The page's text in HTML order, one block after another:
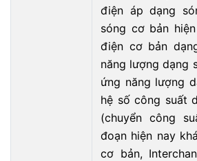
điện áp dạng
sóng cơ bản
điện cơ bản
năng lượng dạng
ứng năng lượng
hệ số công suất
(chuyển công
đoạn hiện nay
cơ bản,